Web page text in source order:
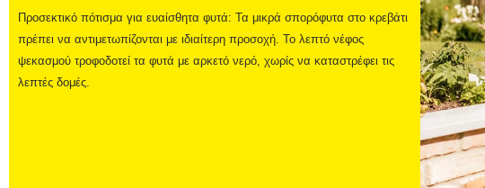
Προσεκτικό πότισμα για ευαίσθητα φυτά: Τα μικρά σπορόφυτα στο κρεβάτι
πρέπει να αντιμετωπίζονται με ιδιαίτερη προσοχή. Το λεπτό νέφος
ψεκασμού τροφοδοτεί τα φυτά με αρκετό νερό, χωρίς να καταστρέφει τις
λεπτές δομές.